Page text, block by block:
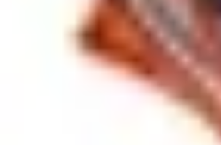
Guide d'AchatEntretien et Maintenance